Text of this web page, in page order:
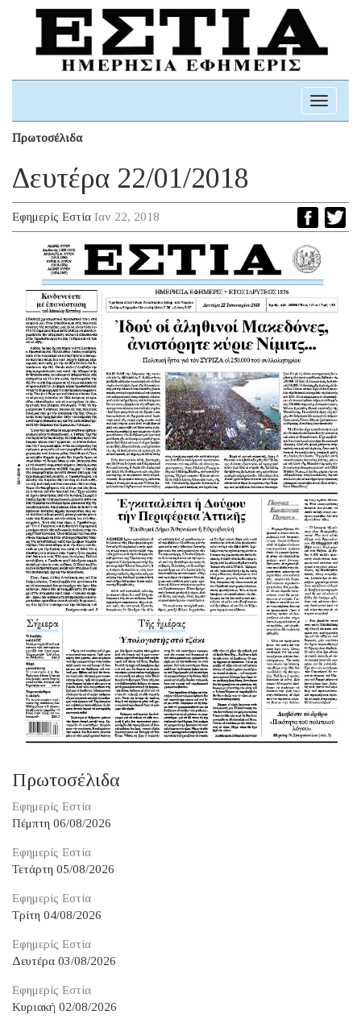
Toggle
Πρωτοσέλιδα
Δευτέρα 22/01/2018
Εφημερίς Εστία Ιαν 22, 2018
Πρωτοσέλιδα
Εφημερίς Εστία
Πέμπτη 06/08/2026
Εφημερίς Εστία
Τετάρτη 05/08/2026
Εφημερίς Εστία
Τρίτη 04/08/2026
Εφημερίς Εστία
Δευτέρα 03/08/2026
Εφημερίς Εστία
Κυριακή 02/08/2026